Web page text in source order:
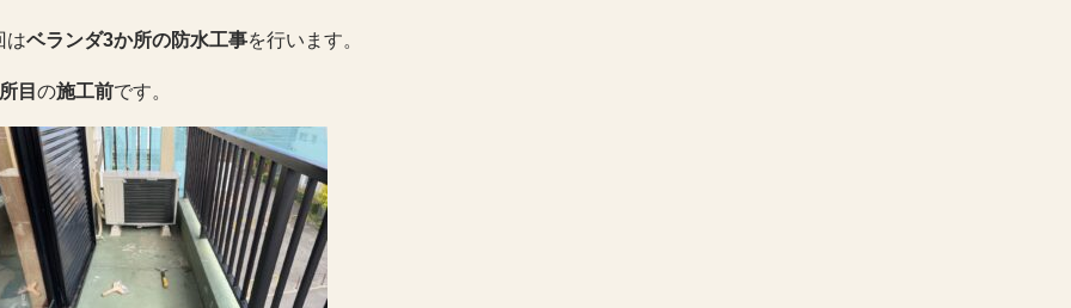
はベランダ3か所の防水工事を行います。
目 の施工前です。